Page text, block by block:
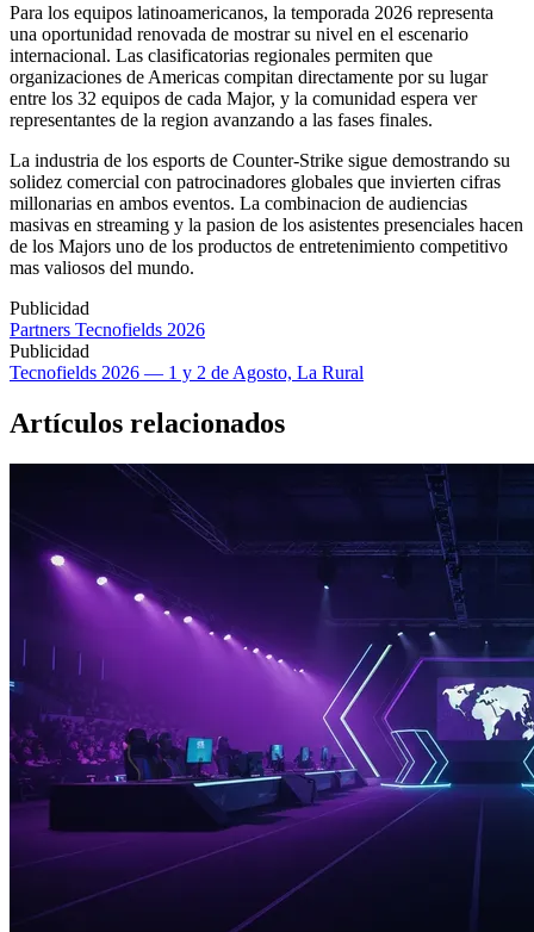
Para los equipos latinoamericanos, la temporada 2026 representa
una oportunidad renovada de mostrar su nivel en el escenario
internacional. Las clasificatorias regionales permiten que
organizaciones de Americas compitan directamente por su lugar
entre los 32 equipos de cada Major, y la comunidad espera ver
representantes de la region avanzando a las fases finales.
La industria de los esports de Counter-Strike sigue demostrando su
solidez comercial con patrocinadores globales que invierten cifras
millonarias en ambos eventos. La combinacion de audiencias
masivas en streaming y la pasion de los asistentes presenciales hacen
de los Majors uno de los productos de entretenimiento competitivo
mas valiosos del mundo.
Publicidad
Partners Tecnofields 2026
Publicidad
Tecnofields 2026 — 1 y 2 de Agosto, La Rural
Artículos relacionados